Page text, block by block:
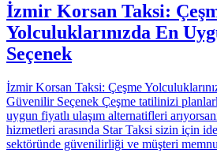
İzmir Korsan Taksi:
Yolculuklarınızda En
Seçenek
İzmir Korsan Taksi: Çeşme
Güvenilir Seçenek Çeşme tatilinizi
uygun fiyatlı ulaşım alternatifleri
hizmetleri arasında Star Taksi sizin için
sektöründe güvenilirliği ve müşteri